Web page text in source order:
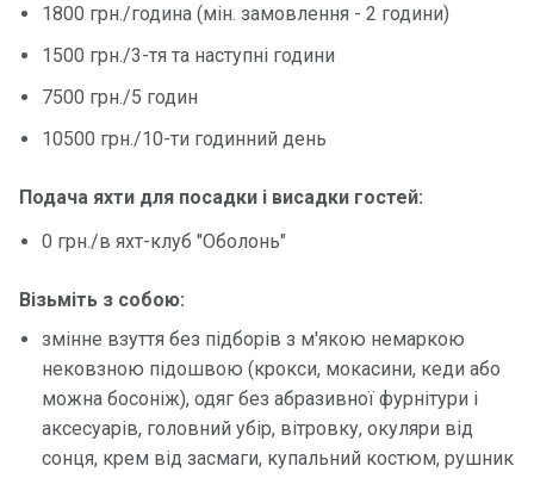
1800 грн./година (мін. замовлення - 2 години)
1500 грн./3-тя та наступні години
7500 грн./5 годин
10500 грн./10-ти годинний день
Подача яхти для посадки і висадки гостей:
0 грн./в яхт-клуб "Оболонь"
Візьміть з собою:
змінне взуття без підборів з м'якою немаркою
нековзною підошвою (крокси, мокасини, кеди або
можна босоніж), одяг без абразивної фурнітури і
аксесуарів, головний убір, вітровку, окуляри від
сонця, крем від засмаги, купальний костюм, рушник
Контакт
и